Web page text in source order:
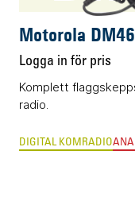
Motorola
Logga in för pris
Komplett
radio.
DIGITAL KOMRADIO